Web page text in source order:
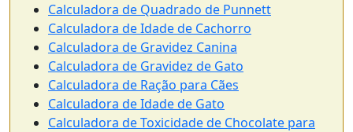
Calculadora de Quadrado de Punnett
Calculadora de Idade de Cachorro
Calculadora de Gravidez Canina
Calculadora de Gravidez de Gato
Calculadora de Ração para Cães
Calculadora de Idade de Gato
Calculadora de Toxicidade de Chocolate para